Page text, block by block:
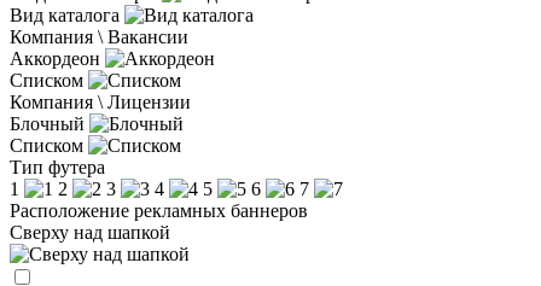
Вид каталога
Компания \ Вакансии
Аккордеон
Списком
Компания \ Лицензии
Блочный
Списком
Тип футера
1
2 3 4 5 6
7
Расположение рекламных баннеров
Сверху над шапкой